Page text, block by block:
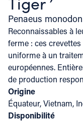
Penaeus monodon
Reconnaissables à
ferme : ces
uniforme à un
européennes.
de production
Origine
Équateur, Vietnam,
Disponibilité